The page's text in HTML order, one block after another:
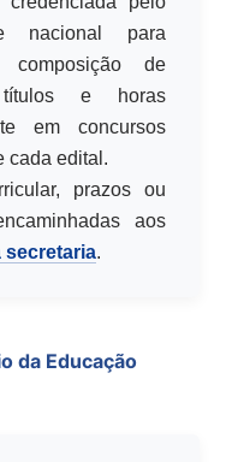
nacional para
composição de
e horas
em concursos
cada edital.
prazos ou
aos
secretaria.
da Educação